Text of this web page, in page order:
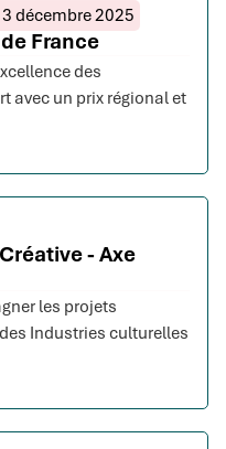
3 décembre 2025
France
des
avec un prix régional et
- Axe
les projets
Industries culturelles